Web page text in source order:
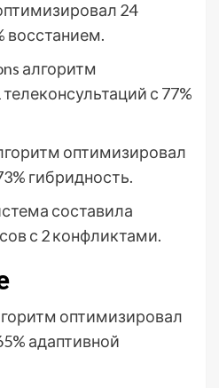
24
восстанием.
алгоритм
с 77%
оптимизировал
гибридность.
составила
с 2 конфликтами.
оптимизировал
адаптивной